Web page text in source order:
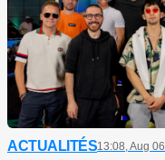
ACTUALITÉS13:08, Aug 06